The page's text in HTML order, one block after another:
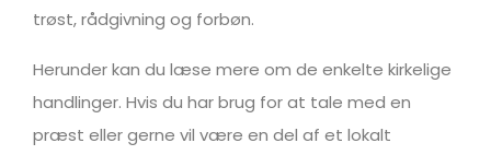
trøst, rådgivning og forbøn.
Herunder kan du læse mere om de enkelte kirkelige
handlinger. Hvis du har brug for at tale med en
præst eller gerne vil være en del af et lokalt